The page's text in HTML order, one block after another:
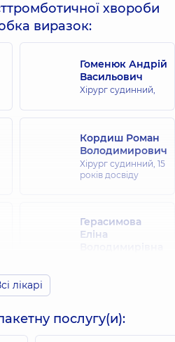
хвороби
виразок:
Гоменюк Андрій
Васильович
Хірург судинний,
Кордиш Роман
Володимирович
Хірург судинний, 15
років досвіду
Герасимова
Еліна
лікарі
послугу(и):